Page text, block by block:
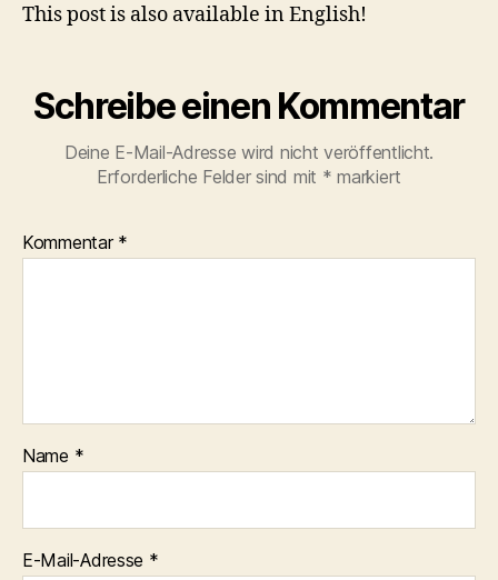
This post is also available in English!
Schreibe einen Kommentar
Deine E-Mail-Adresse wird nicht veröffentlicht.
Erforderliche Felder sind mit * markiert
Kommentar *
Name *
E-Mail-Adresse *